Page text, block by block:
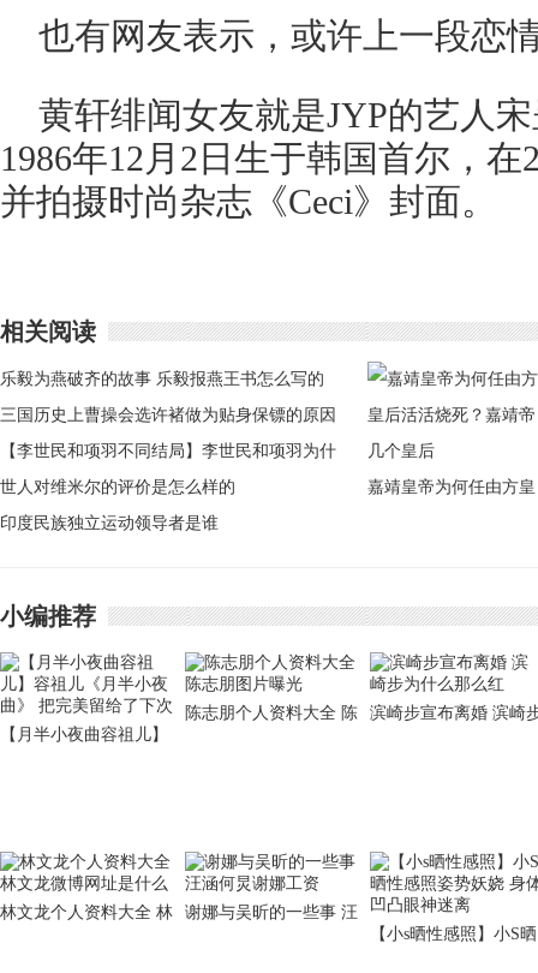
也有网友表示，或许上一段恋
黄轩绯闻女友就是JYP的艺人
1986年12月2日生于韩国首尔，
并拍摄时尚杂志《Ceci》封面。
相关阅读
乐毅为燕破齐的故事 乐毅报燕王书怎么写的
三国历史上曹操会选许褚做为贴身保镖的原因
【李世民和项羽不同结局】李世民和项羽为什
么会有如此不同结局
世人对维米尔的评价是怎么样的
印度民族独立运动领导者是谁
嘉靖皇帝为何任由方皇
小编推荐
【月半小夜曲容祖儿】
陈志朋个人资料大全 陈
滨崎步宣布离婚 滨崎
林文龙个人资料大全 林
谢娜与吴昕的一些事 汪
【小s晒性感照】小S晒